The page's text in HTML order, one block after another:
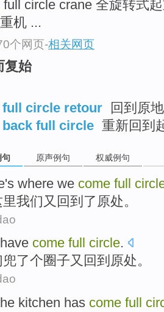
full circle crane 全旋转式
机 ...
个网页-相关网页
复始
full circle retour
回到原地
back full circle 重新回到
原声例句 权威例句
where we come full
我们 又回到了 原处。
have come full circle.
兜了个圈子又回到原处。
kitchen has come full